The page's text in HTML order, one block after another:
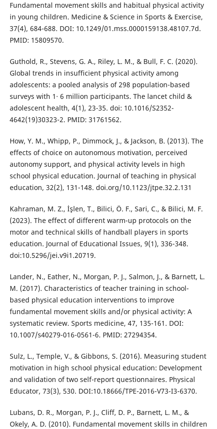
Fundamental movement skills and habitual physical activity
in young children. Medicine & Science in Sports & Exercise,
37(4), 684-688. DOI: 10.1249/01.mss.0000159138.48107.7d.
PMID: 15809570.
Guthold, R., Stevens, G. A., Riley, L. M., & Bull, F. C. (2020).
Global trends in insufficient physical activity among
adolescents: a pooled analysis of 298 population-based
surveys with 1· 6 million participants. The lancet child &
adolescent health, 4(1), 23-35. doi: 10.1016/S2352-
4642(19)30323-2. PMID: 31761562.
How, Y. M., Whipp, P., Dimmock, J., & Jackson, B. (2013). The
effects of choice on autonomous motivation, perceived
autonomy support, and physical activity levels in high
school physical education. Journal of teaching in physical
education, 32(2), 131-148. doi.org/10.1123/jtpe.32.2.131
Kahraman, M. Z., İşlen, T., Bilici, Ö. F., Sari, C., & Bilici, M. F.
(2023). The effect of different warm-up protocols on the
motor and technical skills of handball players in sports
education. Journal of Educational Issues, 9(1), 336-348.
doi:10.5296/jei.v9i1.20719.
Lander, N., Eather, N., Morgan, P. J., Salmon, J., & Barnett, L.
M. (2017). Characteristics of teacher training in school-
based physical education interventions to improve
fundamental movement skills and/or physical activity: A
systematic review. Sports medicine, 47, 135-161. DOI:
10.1007/s40279-016-0561-6. PMID: 27294354.
Sulz, L., Temple, V., & Gibbons, S. (2016). Measuring student
motivation in high school physical education: Development
and validation of two self-report questionnaires. Physical
Educator, 73(3), 530. DOI:10.18666/TPE-2016-V73-I3-6370.
Lubans, D. R., Morgan, P. J., Cliff, D. P., Barnett, L. M., &
Okely, A. D. (2010). Fundamental movement skills in children